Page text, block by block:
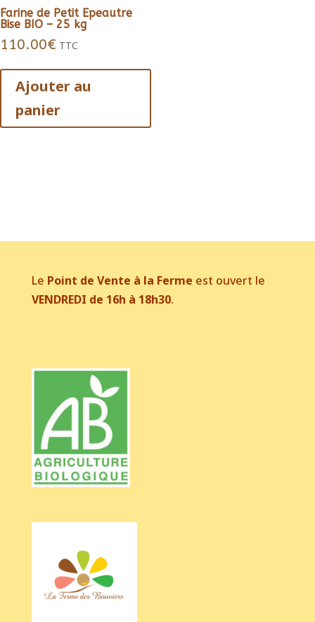
Farine de Petit Epeautre
Bise BIO – 25 kg
110.00€ TTC
Ajouter au
panier
Le Point de Vente à la Ferme est ouvert le
VENDREDI de 16h à 18h30.